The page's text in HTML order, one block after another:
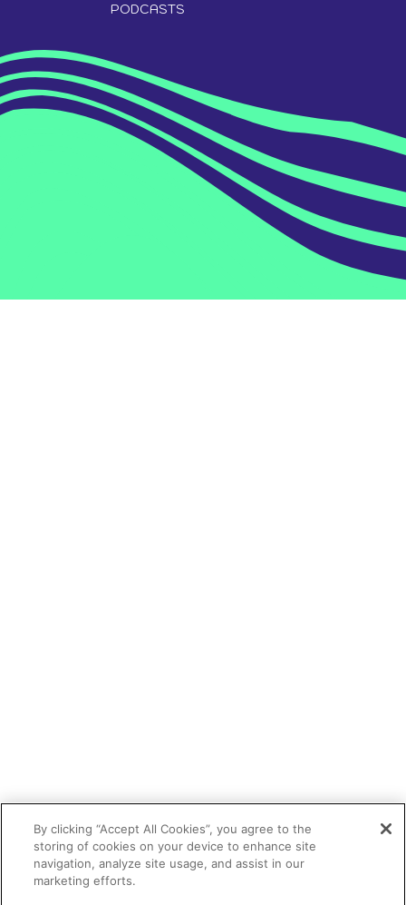
PODCASTS
By clicking “Accept All Cookies”, you agree to the
storing of cookies on your device to enhance site
navigation, analyze site usage, and assist in our
marketing efforts.